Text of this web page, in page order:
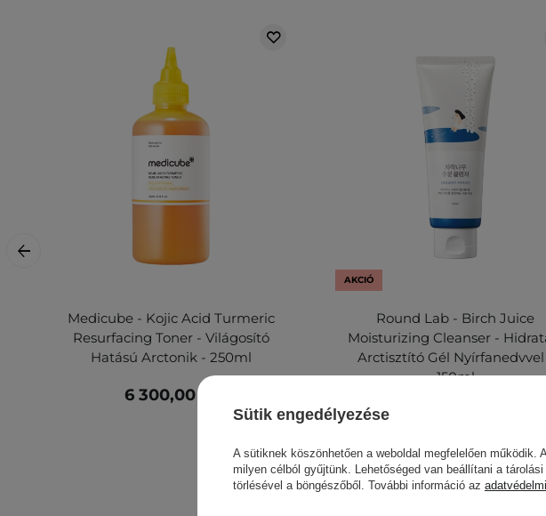
Medicube - Kojic Acid Turmeric
Resurfacing Toner - Világosító
Hatású Arctonik - 250ml
6 300,00 Ft
AKCIÓ
Round Lab - Birch Juice
Moisturizing Cleanser -
Arctisztító Gél Nyírfanedvvel
150ml
3 360,00 Ft
Sütik engedélyezése
A sütiknek köszönhetően a weboldal megfelelően
milyen célból gyűjtünk. Lehetőséged van beállítani a
törlésével a böngészőből. További információ az